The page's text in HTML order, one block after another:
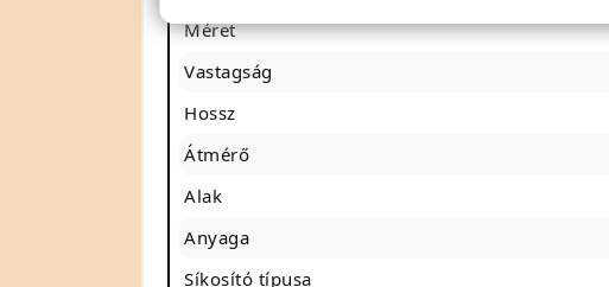
Méret
Vastagság
Hossz
Átmérő
Alak
Anyaga
Síkosító típusa